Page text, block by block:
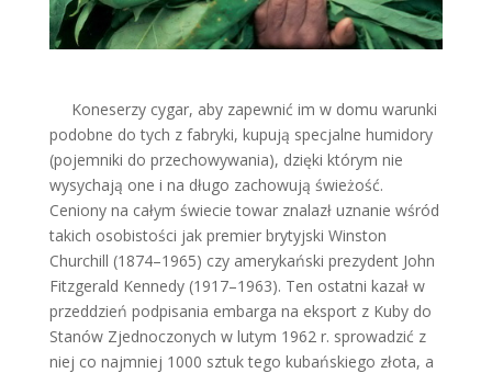
Koneserzy cygar, aby zapewnić im w domu warunki
podobne do tych z fabryki, kupują specjalne humidory
(pojemniki do przechowywania), dzięki którym nie
wysychają one i na długo zachowują świeżość.
Ceniony na całym świecie towar znalazł uznanie wśród
takich osobistości jak premier brytyjski Winston
Churchill (1874–1965) czy amerykański prezydent John
Fitzgerald Kennedy (1917–1963). Ten ostatni kazał w
przeddzień podpisania embarga na eksport z Kuby do
Stanów Zjednoczonych w lutym 1962 r. sprowadzić z
niej co najmniej 1000 sztuk tego kubańskiego złota, a